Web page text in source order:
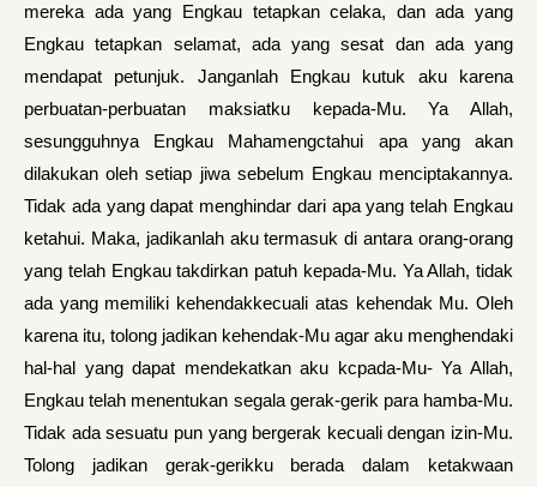
mereka ada yang Engkau tetapkan celaka, dan ada yang
Engkau tetapkan selamat, ada yang sesat dan ada yang
mendapat petunjuk. Janganlah Engkau kutuk aku karena
perbuatan-perbuatan maksiatku kepada-Mu. Ya Allah,
sesungguhnya Engkau Mahamengctahui apa yang akan
dilakukan oleh setiap jiwa sebelum Engkau menciptakannya.
Tidak ada yang dapat menghindar dari apa yang telah Engkau
ketahui. Maka, jadikanlah aku termasuk di antara orang-orang
yang telah Engkau takdirkan patuh kepada-Mu. Ya Allah, tidak
ada yang memiliki kehendakkecuali atas kehendak Mu. Oleh
karena itu, tolong jadikan kehendak-Mu agar aku menghendaki
hal-hal yang dapat mendekatkan aku kcpada-Mu- Ya Allah,
Engkau telah menentukan segala gerak-gerik para hamba-Mu.
Tidak ada sesuatu pun yang bergerak kecuali dengan izin-Mu.
Tolong jadikan gerak-gerikku berada dalam ketakwaan